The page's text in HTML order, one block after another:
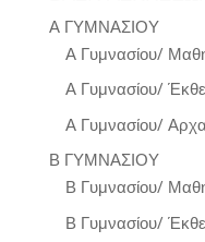
Α ΓΥΜΝΑΣΙΟΥ
Α Γυμνασίου/
Α Γυμνασίου/
Α Γυμνασίου/
Β ΓΥΜΝΑΣΙΟΥ
Β Γυμνασίου/
Β Γυμνασίου/